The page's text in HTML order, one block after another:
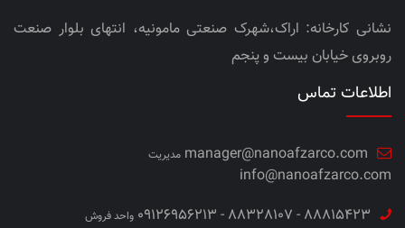
نشانی کارخانه: اراک،شهرک صنعتی مامونیه، انتهای بلوار صنعت
روبروی خیابان بیست و پنجم
اطلاعات تماس
manager@nanoafzarco.com مدیریت
info@nanoafzarco.com
88815423 - 88328107 - 09126956213
واحد فروش